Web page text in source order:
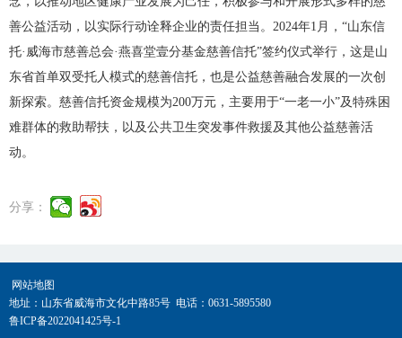
善公益活动，以实际行动诠释企业的责任担当。2024年1月，“山东信
托·威海市慈善总会·燕喜堂壹分基金慈善信托”签约仪式举行，这是山
东省首单双受托人模式的慈善信托，也是公益慈善融合发展的一次创
新探索。慈善信托资金规模为200万元，主要用于“一老一小”及特殊困
难群体的救助帮扶，以及公共卫生突发事件救援及其他公益慈善活
动。
分享：
网站地图
地址：山东省威海市文化中路85号 电话：0631-5895580
鲁ICP备2022041425号-1